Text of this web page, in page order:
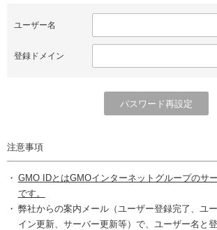
ユーザー名
登録ドメイン
注意事項
GMO IDとはGMOインターネットグループのサ
です。
弊社からの案内メール（ユーザー登録完了、ユ
イン更新、サーバー更新等）で、ユーザー名と